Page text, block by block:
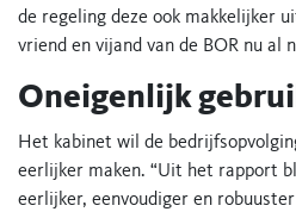
de regeling deze ook makkelijker
vriend en vijand van de BOR nu al
Oneigenlijk
Het kabinet wil de
eerlijker maken. “Uit het rapport
eerlijker, eenvoudiger en robuuster